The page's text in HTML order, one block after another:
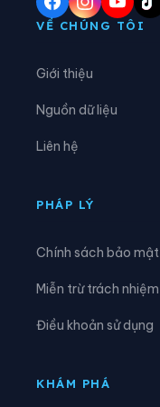
Xã Đại Đình
Xã Dũng Tiến
Xã Hùng Việt
VỀ CHÚNG TÔI
Giới thiệu
Nguồn dữ liệu
Liên hệ
PHÁP LÝ
Chính sách bảo mật
Miễn trừ trách nhiệm
Điều khoản sử dụng
KHÁM PHÁ